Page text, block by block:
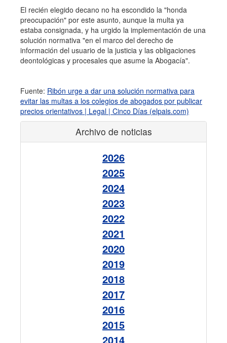
El recién elegido decano no ha escondido la "honda
preocupación" por este asunto, aunque la multa ya
estaba consignada, y ha urgido la implementación de una
solución normativa "en el marco del derecho de
información del usuario de la justicia y las obligaciones
deontológicas y procesales que asume la Abogacía".
Fuente: Ribón urge a dar una solución normativa para
evitar las multas a los colegios de abogados por publicar
precios orientativos | Legal | Cinco Días (elpais.com)
Archivo de noticias
2026
2025
2024
2023
2022
2021
2020
2019
2018
2017
2016
2015
2014